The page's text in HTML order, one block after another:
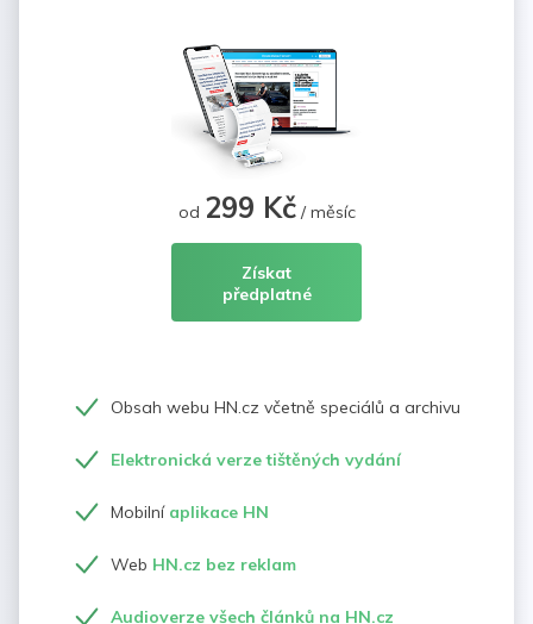
od 299 Kč/ měsíc
Získat
předplatné
Obsah webu HN.cz včetně speciálů a archivu
Elektronická verze tištěných vydání
Mobilní aplikace HN
Web HN.cz bez reklam
Audioverze všech článků na HN.cz